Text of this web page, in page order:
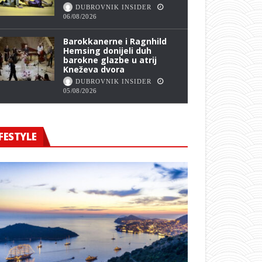
DUBROVNIK INSIDER
06/08/2026
Barokkanerne i Ragnhild
Hemsing donijeli duh
barokne glazbe u atrij
Kneževa dvora
DUBROVNIK INSIDER
05/08/2026